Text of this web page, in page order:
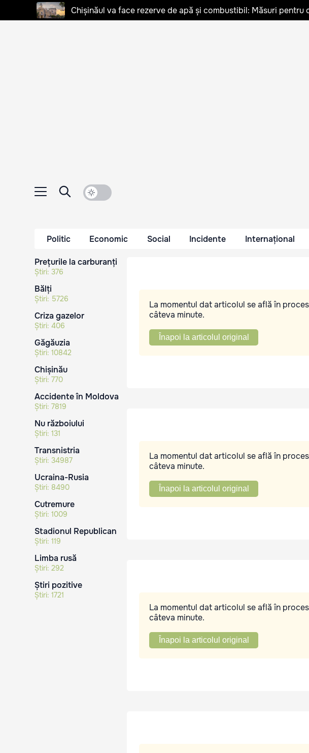
Chișinăul va face rezerve de apă și combustibil: Măsuri pentru
Politic Economic Social Incidente Internațional
Prețurile la carburanți
Știri: 376
Bălți
Știri: 5726
Criza gazelor
Știri: 406
Găgăuzia
Știri: 10842
Chișinău
Știri: 770
Accidente în Moldova
Știri: 7819
Nu războiului
Știri: 131
Transnistria
Știri: 34987
Ucraina-Rusia
Știri: 8490
Cutremure
Știri: 1009
Stadionul Republican
Știri: 119
Limba rusă
Știri: 292
Știri pozitive
Știri: 1721
La momentul dat articolul se află în
câteva minute.
Înapoi la articolul original
La momentul dat articolul se află în
câteva minute.
Înapoi la articolul original
La momentul dat articolul se află în
câteva minute.
Înapoi la articolul original